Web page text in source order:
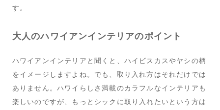
す。
大人のハワイアンインテリアのポイント
ハワイアンインテリアと聞くと、ハイビスカスやヤシの柄
をイメージしますよね。でも、取り入れ方はそれだけでは
ありません。ハワイらしさ満載のカラフルなインテリアも
楽しいのですが、もっとシックに取り入れたいという方は